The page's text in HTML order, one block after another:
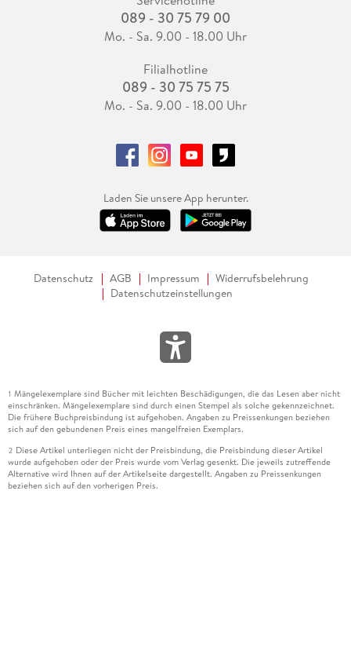
089 - 30 75 79 00
Mo. - Sa. 9.00 - 18.00 Uhr
Filialhotline
089 - 30 75 75 75
Mo. - Sa. 9.00 - 18.00 Uhr
Laden Sie unsere App herunter.
Datenschutz AGB Impressum
Widerrufsbelehrung
Datenschutzeinstellungen
1 Mängelexemplare sind Bücher mit leichten Beschädigungen, die das Lesen aber nicht
einschränken. Mängelexemplare sind durch einen Stempel als solche gekennzeichnet.
Die frühere Buchpreisbindung ist aufgehoben. Angaben zu Preissenkungen beziehen
sich auf den gebundenen Preis eines mangelfreien Exemplars.
2 Diese Artikel unterliegen nicht der Preisbindung, die Preisbindung dieser Artikel
wurde aufgehoben oder der Preis wurde vom Verlag gesenkt. Die jeweils zutreffende
Alternative wird Ihnen auf der Artikelseite dargestellt. Angaben zu Preissenkungen
beziehen sich auf den vorherigen Preis.